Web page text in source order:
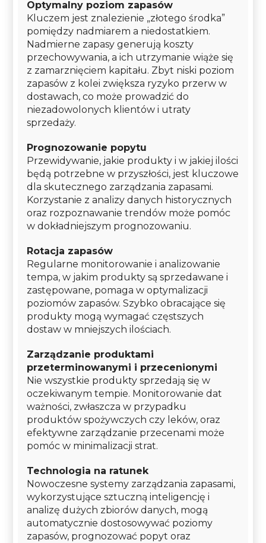
Optymalny poziom zapasów
Kluczem jest znalezienie „złotego środka”
pomiędzy nadmiarem a niedostatkiem.
Nadmierne zapasy generują koszty
przechowywania, a ich utrzymanie wiąże się
z zamarznięciem kapitału. Zbyt niski poziom
zapasów z kolei zwiększa ryzyko przerw w
dostawach, co może prowadzić do
niezadowolonych klientów i utraty
sprzedaży.
Prognozowanie popytu
Przewidywanie, jakie produkty i w jakiej ilości
będą potrzebne w przyszłości, jest kluczowe
dla skutecznego zarządzania zapasami.
Korzystanie z analizy danych historycznych
oraz rozpoznawanie trendów może pomóc
w dokładniejszym prognozowaniu.
Rotacja zapasów
Regularne monitorowanie i analizowanie
tempa, w jakim produkty są sprzedawane i
zastępowane, pomaga w optymalizacji
poziomów zapasów. Szybko obracające się
produkty mogą wymagać częstszych
dostaw w mniejszych ilościach.
Zarządzanie produktami
przeterminowanymi i przecenionymi
Nie wszystkie produkty sprzedają się w
oczekiwanym tempie. Monitorowanie dat
ważności, zwłaszcza w przypadku
produktów spożywczych czy leków, oraz
efektywne zarządzanie przecenami może
pomóc w minimalizacji strat.
Technologia na ratunek
Nowoczesne systemy zarządzania zapasami,
wykorzystujące sztuczną inteligencję i
analizę dużych zbiorów danych, mogą
automatycznie dostosowywać poziomy
zapasów, prognozować popyt oraz